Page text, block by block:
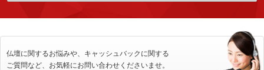
仏壇に関するお悩みや、キャッシュバックに関する
ご質問など、 お気軽にお問い合わせくださいませ。